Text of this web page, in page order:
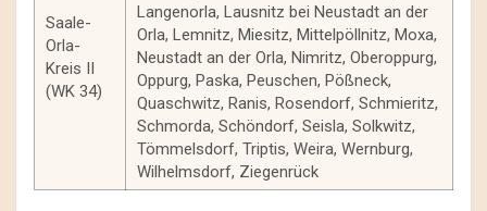
Saale-
Orla-
Kreis II
(WK 34)
Langenorla, Lausnitz bei Neustadt an der
Orla, Lemnitz, Miesitz, Mittelpöllnitz, Moxa,
Neustadt an der Orla, Nimritz, Oberoppurg,
Oppurg, Paska, Peuschen, Pößneck,
Quaschwitz, Ranis, Rosendorf, Schmieritz,
Schmorda, Schöndorf, Seisla, Solkwitz,
Tömmelsdorf, Triptis, Weira, Wernburg,
Wilhelmsdorf, Ziegenrück